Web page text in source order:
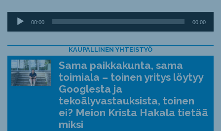
Äänitoistin
00:00 00:00
KAUPALLINEN YHTEISTYÖ
Sama paikkakunta, sama
toimiala – toinen yritys löytyy
Googlesta ja
tekoälyvastauksista, toinen
ei? Meion Krista Hakala tietää
miksi